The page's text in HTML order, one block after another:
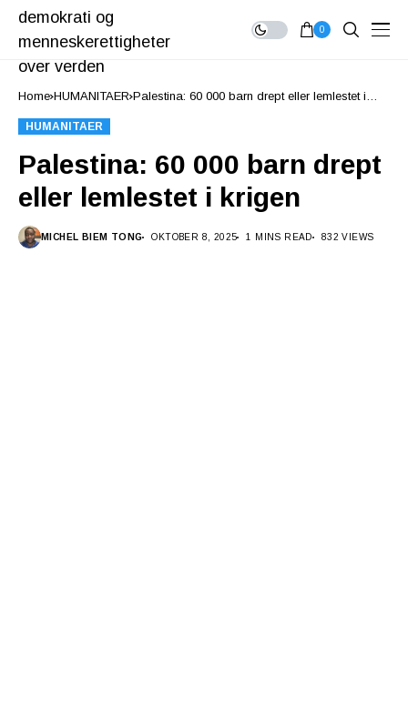
0
Home HUMANITAER Palestina: 60 000 barn drept eller lemlestet i
HUMANITAER
Palestina: 60 000 barn drept
eller lemlestet i krigen
MICHEL BIEM TONG OKTOBER 8, 2025 1 MINS READ 832 VIEWS